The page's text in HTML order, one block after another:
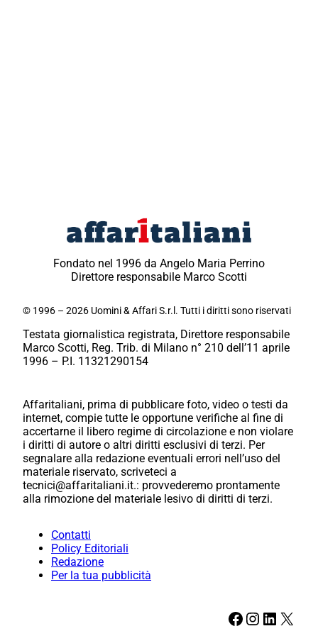
Fondato nel 1996 da Angelo Maria Perrino
Direttore responsabile Marco Scotti
© 1996 – 2026 Uomini & Affari S.r.l. Tutti i diritti sono riservati
Testata giornalistica registrata, Direttore responsabile
Marco Scotti, Reg. Trib. di Milano n° 210 dell’11 aprile
1996 – P.I. 11321290154
Affaritaliani, prima di pubblicare foto, video o testi da
internet, compie tutte le opportune verifiche al fine di
accertarne il libero regime di circolazione e non violare
i diritti di autore o altri diritti esclusivi di terzi. Per
segnalare alla redazione eventuali errori nell’uso del
materiale riservato, scriveteci a
tecnici@affaritaliani.it.: provvederemo prontamente
alla rimozione del materiale lesivo di diritti di terzi.
Contatti
Policy Editoriali
Redazione
Per la tua pubblicità
Facebook Instagram LinkedIn X